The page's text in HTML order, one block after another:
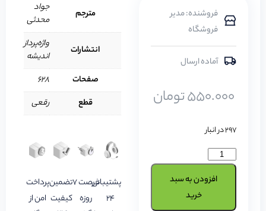
فروشنده: مدیر
فروشگاه
آماده ارسال
550.000تومان
297 در انبار
افزودن به سبد
خرید
مترجم
جواد
محدثی
انتشارات
واژه‌پرداز
اندیشه
صفحات
628
قطع
رقعی
پشتیبانی
24
فرصت 7
روزه
تضمین
کیفیت
پرداخت
امن از